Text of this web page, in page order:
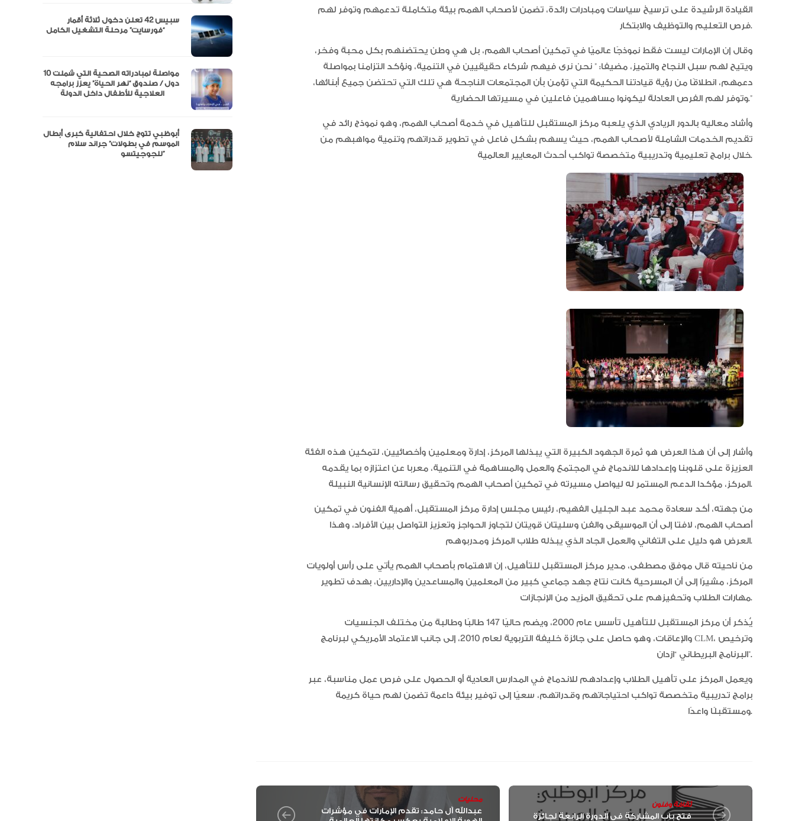
القيادة الرشيدة على ترسيخ سياسات ومبادرات رائدة، تضمن لأصحاب الهمم بيئة متكاملة تدعمهم وتوفر لهم
فرص التعليم والتوظيف والابتكار.
وقال إن الإمارات ليست فقط نموذجًا عالميًا في تمكين أصحاب الهمم، بل هي وطن يحتضنهم بكل محبة وفخر،
ويتيح لهم سبل النجاح والتميز، مضيفا: ” نحن نرى فيهم شركاء حقيقيين في التنمية، ونؤكد التزامنا بمواصلة
دعمهم، انطلاقًا من رؤية قيادتنا الحكيمة التي تؤمن بأن المجتمعات الناجحة هي تلك التي تحتضن جميع أبنائها،
وتوفر لهم الفرص العادلة ليكونوا مساهمين فاعلين في مسيرتها الحضارية.”
وأشاد معاليه بالدور الريادي الذي يلعبه مركز المستقبل للتأهيل في خدمة أصحاب الهمم، وهو نموذج رائد في
تقديم الخدمات الشاملة لأصحاب الهمم، حيث يسهم بشكل فاعل في تطوير قدراتهم وتنمية مواهبهم من
خلال برامج تعليمية وتدريبية متخصصة تواكب أحدث المعايير العالمية.
وأشار إلى أن هذا العرض هو ثمرة الجهود الكبيرة التي يبذلها المركز، إدارةً ومعلمين وأخصائيين، لتمكين هذه الفئة
العزيزة على قلوبنا وإعدادها للاندماج في المجتمع والعمل والمساهمة في التنمية، معربا عن اعتزازه بما يقدمه
المركز، مؤكدا الدعم المستمر له ليواصل مسيرته في تمكين أصحاب الهمم وتحقيق رسالته الإنسانية النبيلة.
من جهته، أكد سعادة محمد عبد الجليل الفهيم، رئيس مجلس إدارة مركز المستقبل، أهمية الفنون في تمكين
أصحاب الهمم، لافتا إلى أن الموسيقى والفن وسليتان قويتان لتجاوز الحواجز وتعزيز التواصل بين الأفراد، وهذا
العرض هو دليل على التفاني والعمل الجاد الذي يبذله طلاب المركز ومدربوهم.
من ناحيته قال موفق مصطفى، مدير مركز المستقبل للتأهيل، إن الاهتمام بأصحاب الهمم يأتي على رأس أولويات
المركز، مشيرًا إلى أن المسرحية كانت نتاج جهد جماعي كبير من المعلمين والمساعدين والإداريين، بهدف تطوير
مهارات الطلاب وتحفيزهم على تحقيق المزيد من الإنجازات.
يُذكر أن مركز المستقبل للتأهيل تأسس عام 2000، ويضم حاليًا 147 طالبًا وطالبة من مختلف الجنسيات
والإعاقات، وهو حاصل على جائزة خليفة التربوية لعام 2010، إلى جانب الاعتماد الأمريكي لبرنامج CLM، وترخيص
البرنامج البريطاني “ازدان”.
ويعمل المركز على تأهيل الطلاب وإعدادهم للاندماج في المدارس العادية أو الحصول على فرص عمل مناسبة، عبر
برامج تدريبية متخصصة تواكب احتياجاتهم وقدراتهم، سعيًا إلى توفير بيئة داعمة تضمن لهم حياة كريمة
ومستقبلًا واعدًا.
محليات
عبدالله آل حامد: تقدم الإمارات في مؤشرات
ثقافة وفنون
فتح باب المشاركة في الدورة الرابعة لجائزة
سبيس 42 تعلن دخول ثلاثة أقمار
“فورسايت” مرحلة التشغيل الكامل
مواصلة لمبادراته الصحية التي شملت 10
دول / صندوق “نهر الحياة” يعزز برامجه
أبوظبي تتوج خلال احتفالية كبرى أبطال
الموسم في بطولات” جراند سلام
للجوجيتسو”
ضمن الفئة “A”